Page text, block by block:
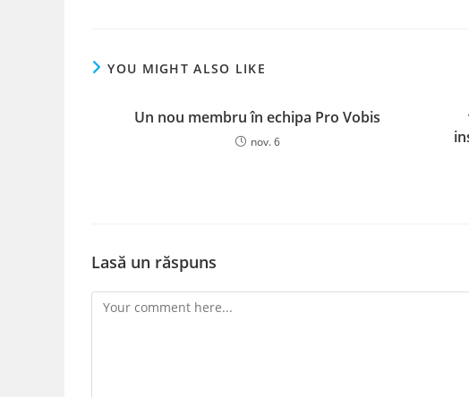
YOU MIGHT ALSO LIKE
Un nou membru în echipa Pro Vobis
nov. 6
Lasă un răspuns
Comment